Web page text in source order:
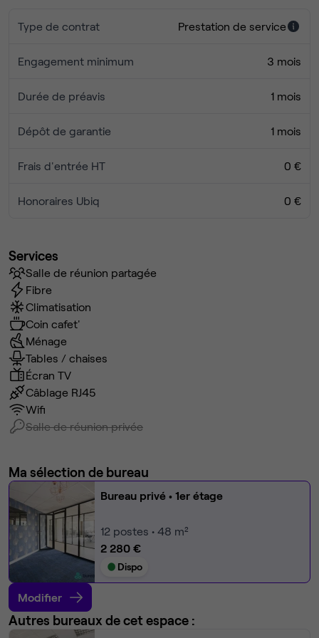
Ces bureaux sont situés au sein d'un centre d’affaires
restaurants intérieurs et extérieurs , salle de sport, service
Gare de saint Cloud et Métro ligne 10 (Boulogne - Pont de
TRAM 2 (Parc de Saint-Cloud) et bus au pied du centre
Parking public Vinci dans le centre d’affaires.
Si ce bien vous intéresse, n'hésitez pas à nous contacter
Type de contrat Prestation de service
Engagement minimum 3 mois
Durée de préavis 1 mois
Dépôt de garantie 1 mois
Frais d'entrée HT 0 €
Honoraires Ubiq 0 €
Services
Salle de réunion partagée
Fibre
Climatisation
Coin cafet'
Ménage
Tables / chaises
Écran TV
Câblage RJ45
Wifi
Salle de réunion privée
Ma sélection de bureau
Bureau privé • 1er étage
12 postes • 48 m²
2 280 €
Dispo
Modifier
Autres bureaux de cet espace :